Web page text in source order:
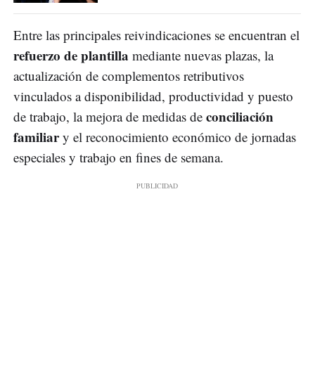
Entre las principales reivindicaciones se encuentran el
refuerzo de plantilla mediante nuevas plazas, la
actualización de complementos retributivos
vinculados a disponibilidad, productividad y puesto
de trabajo, la mejora de medidas de conciliación
familiary el reconocimiento económico de jornadas
especiales y trabajo en fines de semana.